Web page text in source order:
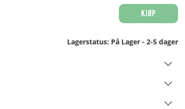
Kjøp
Lagerstatus: På Lager - 2-5 dager